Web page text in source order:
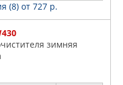
(8) от 727 р.
зимняя